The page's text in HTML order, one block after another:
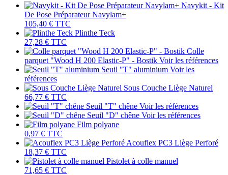
Navykit - Kit
De Pose Préparateur Navylam+
105,40 € TTC
Plinthe Teck
27,28 € TTC
Colle
parquet "Wood H 200 Elastic-P" - Bostik Voir les références
Seuil "T" aluminium Voir les
références
Sous Couche Liège Naturel
66,77 € TTC
Seuil "T" chêne Voir les références
Seuil "D" chêne Voir les références
Film polyane
0,97 € TTC
Acouflex PC3 Liège Perforé
18,37 € TTC
Pistolet à colle manuel
71,65 € TTC